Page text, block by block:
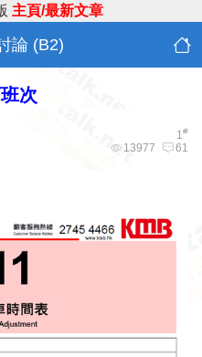
主頁/最新文章
論 (B2)
次
1#
13977 61